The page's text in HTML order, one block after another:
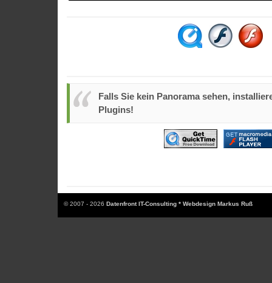
Falls Sie kein Panorama sehen,
Plugins!
© 2007 - 2026 Datenfront IT-Consulting * Webdesign Markus Ruß